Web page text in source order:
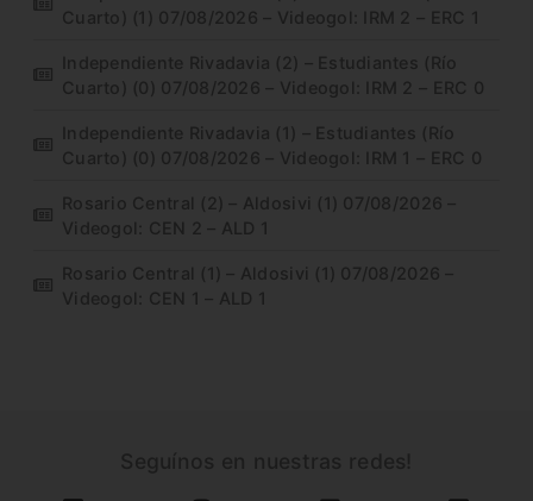
Cuarto) (1) 07/08/2026 – Videogol: IRM 2 – ERC 1
Independiente Rivadavia (2) – Estudiantes (Río
Cuarto) (0) 07/08/2026 – Videogol: IRM 2 – ERC 0
Independiente Rivadavia (1) – Estudiantes (Río
Cuarto) (0) 07/08/2026 – Videogol: IRM 1 – ERC 0
Rosario Central (2) – Aldosivi (1) 07/08/2026 –
Videogol: CEN 2 – ALD 1
Rosario Central (1) – Aldosivi (1) 07/08/2026 –
Videogol: CEN 1 – ALD 1